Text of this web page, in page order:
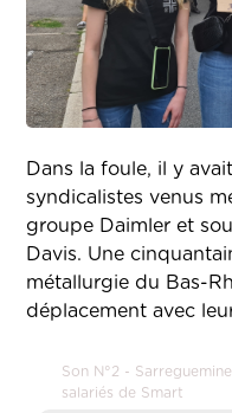
Dans la foule, il y
syndicalistes venus
groupe Daimler et
Davis. Une
métallurgie du Bas-
déplacement avec
Son N°2 -
salariés de Smart